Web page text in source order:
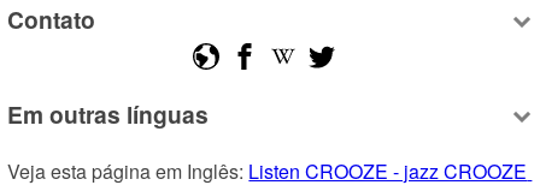
Contato
Em outras línguas
Veja esta página em Inglês: Listen CROOZE - jazz CROOZE